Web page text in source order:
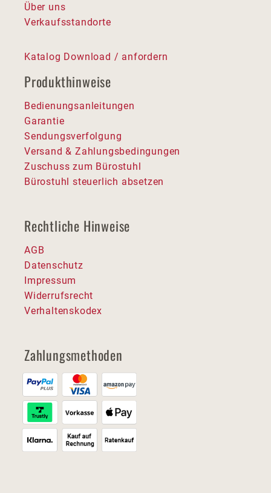
Über uns
Verkaufsstandorte
Katalog Download / anfordern
Produkthinweise
Bedienungsanleitungen
Garantie
Sendungsverfolgung
Versand & Zahlungsbedingungen
Zuschuss zum Bürostuhl
Bürostuhl steuerlich absetzen
Rechtliche Hinweise
AGB
Datenschutz
Impressum
Widerrufsrecht
Verhaltenskodex
Zahlungsmethoden